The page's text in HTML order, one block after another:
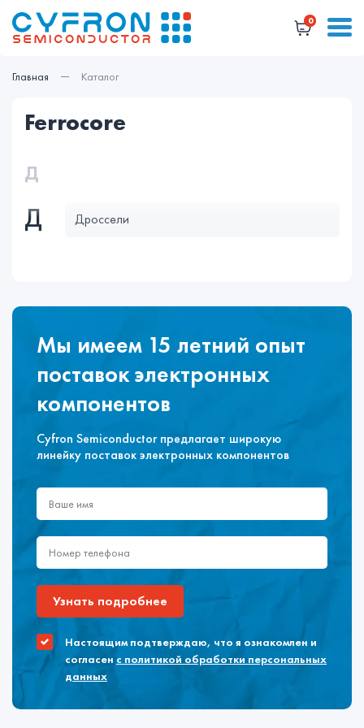
0
Главная Каталог
ferrocore
Д
Д Дросcели
Мы имеем 15 летний опыт
поставок электронных
компонентов
Cyfron Semiconductor предлагает широкую
линейку поставок электронных компонентов
Узнать подробнее
Настоящим подтверждаю, что я ознакомлен и
согласен с политикой обработки персональных
данных